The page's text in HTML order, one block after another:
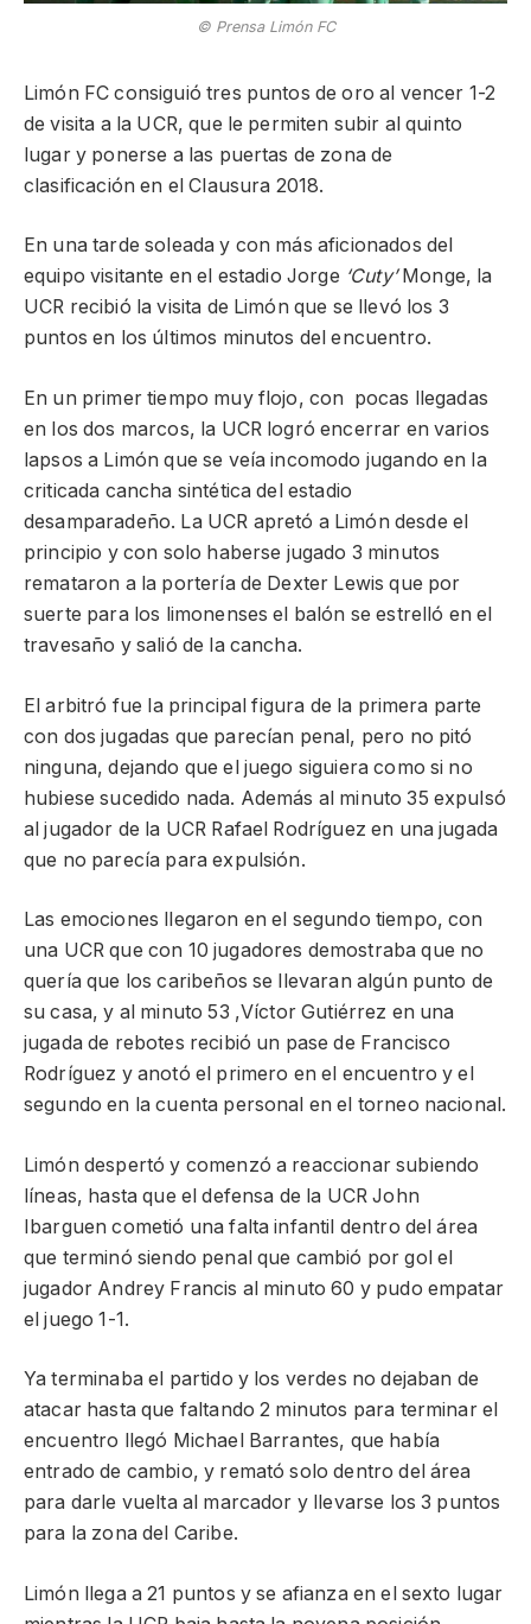
© Prensa Limón FC
Limón FC consiguió tres puntos de oro al vencer 1-2
de visita a la UCR, que le permiten subir al quinto
lugar y ponerse a las puertas de zona de
clasificación en el Clausura 2018.
En una tarde soleada y con más aficionados del
equipo visitante en el estadio Jorge ‘Cuty’Monge, la
UCR recibió la visita de Limón que se llevó los 3
puntos en los últimos minutos del encuentro.
En un primer tiempo muy flojo, con pocas llegadas
en los dos marcos, la UCR logró encerrar en varios
lapsos a Limón que se veía incomodo jugando en la
criticada cancha sintética del estadio
desamparadeño. La UCR apretó a Limón desde el
principio y con solo haberse jugado 3 minutos
remataron a la portería de Dexter Lewis que por
suerte para los limonenses el balón se estrelló en el
travesaño y salió de la cancha.
El arbitró fue la principal figura de la primera parte
con dos jugadas que parecían penal, pero no pitó
ninguna, dejando que el juego siguiera como si no
hubiese sucedido nada. Además al minuto 35 expulsó
al jugador de la UCR Rafael Rodríguez en una jugada
que no parecía para expulsión.
Las emociones llegaron en el segundo tiempo, con
una UCR que con 10 jugadores demostraba que no
quería que los caribeños se llevaran algún punto de
su casa, y al minuto 53 ,Víctor Gutiérrez en una
jugada de rebotes recibió un pase de Francisco
Rodríguez y anotó el primero en el encuentro y el
segundo en la cuenta personal en el torneo nacional.
Limón despertó y comenzó a reaccionar subiendo
líneas, hasta que el defensa de la UCR John
Ibarguen cometió una falta infantil dentro del área
que terminó siendo penal que cambió por gol el
jugador Andrey Francis al minuto 60 y pudo empatar
el juego 1-1.
Ya terminaba el partido y los verdes no dejaban de
atacar hasta que faltando 2 minutos para terminar el
encuentro llegó Michael Barrantes, que había
entrado de cambio, y remató solo dentro del área
para darle vuelta al marcador y llevarse los 3 puntos
para la zona del Caribe.
Limón llega a 21 puntos y se afianza en el sexto lugar